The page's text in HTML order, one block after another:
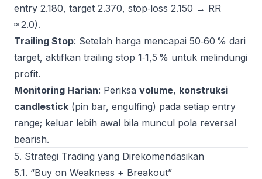
entry 2.180, target 2.370, stop‑loss 2.150 → RR
≈ 2.0).
Trailing Stop: Setelah harga mencapai 50‑60 % dari
target, aktifkan trailing stop 1‑1,5 % untuk melindungi
profit.
Monitoring Harian: Periksa volume, konstruksi
candlestick (pin bar, engulfing) pada setiap entry
range; keluar lebih awal bila muncul pola reversal
bearish.
5. Strategi Trading yang Direkomendasikan
5.1. “Buy on Weakness + Breakout”